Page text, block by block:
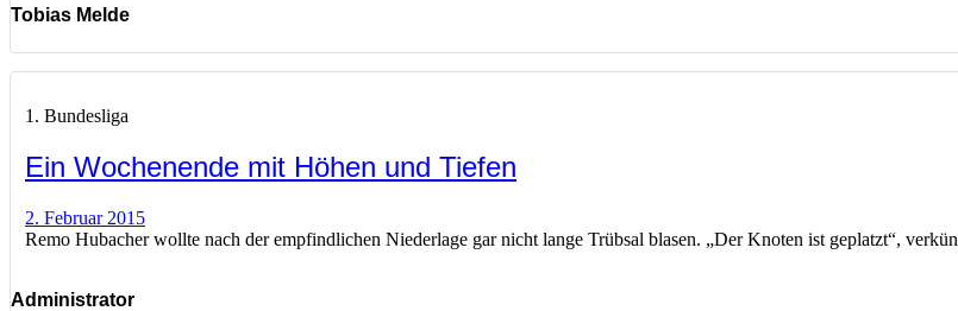
Tobias Melde
1. Bundesliga
Ein Wochenende mit Höhen und Tiefen
2. Februar 2015
Remo Hubacher wollte nach der empfindlichen Niederlage gar nicht lange Trübsal blasen. „Der Knoten ist geplatzt“,
Administrator